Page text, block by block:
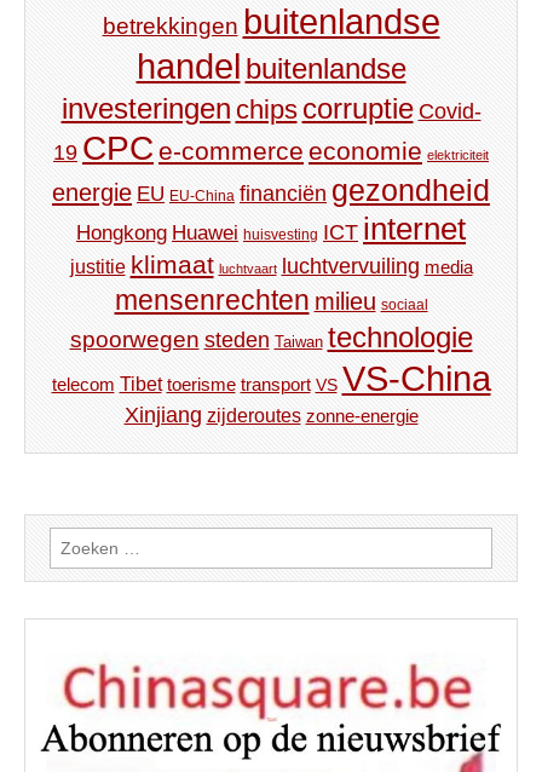
betrekkingen buitenlandse
handel buitenlandse
investeringen chips corruptie Covid-
19 CPC e-commerce economie elektriciteit
energie EU EU-China financiën gezondheid
Hongkong Huawei huisvesting ICT internet
justitie klimaat luchtvaart luchtvervuiling media
mensenrechten milieu sociaal
spoorwegen steden Taiwan technologie
telecom Tibet toerisme transport VS VS-China
Xinjiang zijderoutes zonne-energie
Zoeken
naar: